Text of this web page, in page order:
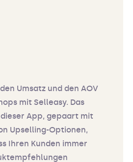
Umsatz und den AOV
mit Selleasy. Das
App, gepaart mit
Upselling-Optionen,
Ihren Kunden immer